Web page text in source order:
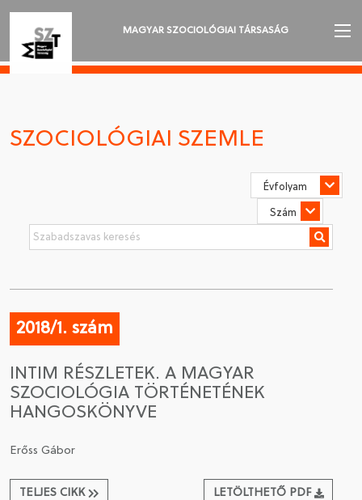
MAGYAR SZOCIOLÓGIAI TÁRSASÁG
SZOCIOLÓGIAI SZEMLE
CSATLAKOZÁS A TÁRSASÁGHOZ / MEGÚJÍTOM A
TAGSÁGOMAT
SZOCIOLÓGIAI SZEMLE
2018/1. szám
INTIM RÉSZLETEK. A MAGYAR
SZOCIOLÓGIA TÖRTÉNETÉNEK
HANGOSKÖNYVE
Erőss Gábor
TELJES CIKK LETÖLTHETŐ PDF